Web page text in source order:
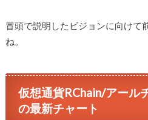
冒頭で説明したビジョンに向けて
ね。
仮想通貨RChain/アール
の最新チャート